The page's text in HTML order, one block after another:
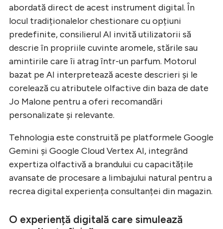
abordată direct de acest instrument digital. În
locul tradiționalelor chestionare cu opțiuni
predefinite, consilierul AI invită utilizatorii să
descrie în propriile cuvinte aromele, stările sau
amintirile care îi atrag într-un parfum. Motorul
bazat pe AI interpretează aceste descrieri și le
corelează cu atributele olfactive din baza de date
Jo Malone pentru a oferi recomandări
personalizate și relevante.
Tehnologia este construită pe platformele Google
Gemini și Google Cloud Vertex AI, integrând
expertiza olfactivă a brandului cu capacitățile
avansate de procesare a limbajului natural pentru a
recrea digital experiența consultanței din magazin.
O experiență digitală care simulează